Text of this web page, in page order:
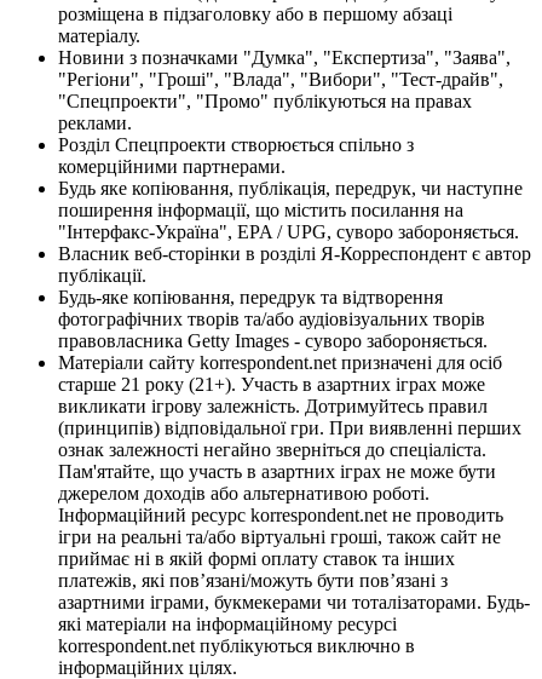
розміщена в підзаголовку або в першому абзаці
матеріалу.
Новини з позначками "Думка", "Експертиза", "Заява",
"Регіони", "Гроші", "Влада", "Вибори", "Тест-драйв",
"Спецпроекти", "Промо" публікуються на правах
реклами.
Розділ Спецпроекти створюється спільно з
комерційними партнерами.
Будь яке копіювання, публікація, передрук, чи наступне
поширення інформації, що містить посилання на
"Інтерфакс-Україна", EPA / UPG, суворо забороняється.
Власник веб-сторінки в розділі Я-Корреспондент є автор
публікації.
Будь-яке копіювання, передрук та відтворення
фотографічних творів та/або аудіовізуальних творів
правовласника Getty Images - суворо забороняється.
Матеріали сайту korrespondent.net призначені для осіб
старше 21 року (21+). Участь в азартних іграх може
викликати ігрову залежність. Дотримуйтесь правил
(принципів) відповідальної гри. При виявленні перших
ознак залежності негайно зверніться до спеціаліста.
Пам'ятайте, що участь в азартних іграх не може бути
джерелом доходів або альтернативою роботі.
Інформаційний ресурс korrespondent.net не проводить
ігри на реальні та/або віртуальні гроші, також сайт не
приймає ні в якій формі оплату ставок та інших
платежів, які пов’язані/можуть бути пов’язані з
азартними іграми, букмекерами чи тоталізаторами. Будь-
які матеріали на інформаційному ресурсі
korrespondent.net публікуються виключно в
інформаційних цілях.